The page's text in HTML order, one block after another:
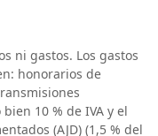
ni gastos. Los gastos
honorarios de
10 % de IVA y el
(AJD) (1,5 % del